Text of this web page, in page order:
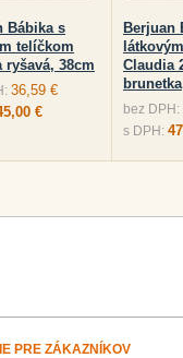
Bábika s
telíčkom
ryšavá, 38cm
36,59 €
€
Berjuan
Claudia
bez DPH:
s DPH:
PRE ZÁKAZNÍKOV